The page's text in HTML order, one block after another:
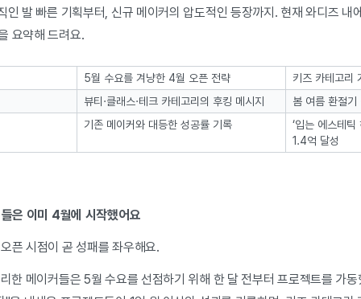
인 발 빠른 기획부터, 신규 메이커의 압도적인 등장까지. 현재 와디즈 내
요약해 드려요.
5월 수요를 겨냥한 4월 오픈 전략
키즈 카테고리
뷰티·클래스·테크 카테고리의 후킹 메시지
봄 여름 환절
기존 메이커와 대등한 성공률 기록
‘입는 에스테
1.4억 달성
은 이미 4월에 시작했어요
픈 시점이 곧 성패를 좌우해요.
한 메이커들은 5월 수요를 선점하기 위해 한 달 전부터 프로젝트를 가